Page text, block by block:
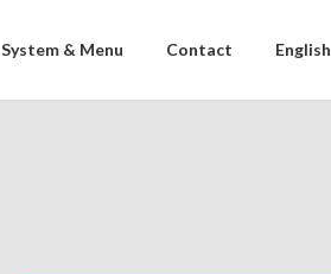
System & Menu Contact English